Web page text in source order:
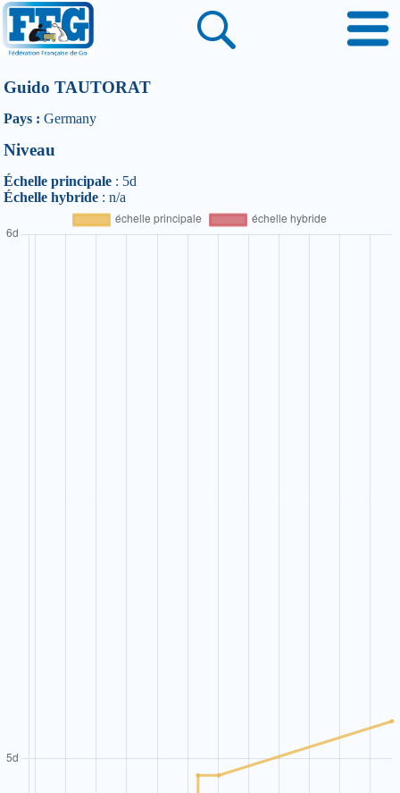
Guido TAUTORAT
Pays : Germany
Niveau
Échelle principale : 5d
Échelle hybride : n/a